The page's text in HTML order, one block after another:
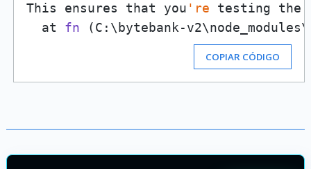
This ensures that you 're testing the
  at
fn (C:\bytebank-
COPIAR CÓDIGO